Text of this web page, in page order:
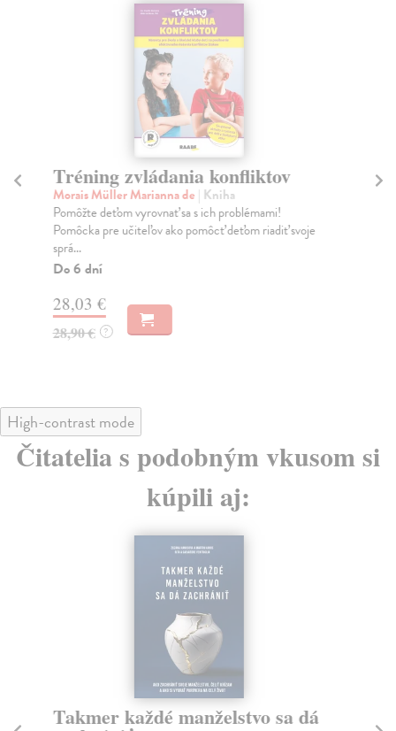
Tréning zvládania konfliktov
Morais Müller Marianna de | Kniha
Pomôžte deťom vyrovnať sa s ich problémami!
Pomôcka pre učiteľov ako pomôcť deťom riadiť svoje
sprá...
Do 6 dní
28,03 €
28,90 € ?
High-contrast mode
Čitatelia s podobným vkusom si
kúpili aj:
Takmer každé manželstvo sa dá